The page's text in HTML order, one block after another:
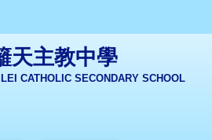
天主教中學
CATHOLIC SECONDARY SCHOOL